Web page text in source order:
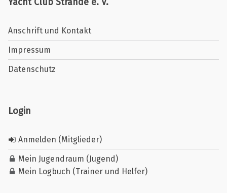
Anschrift und Kontakt
Impressum
Datenschutz
Login
Anmelden (Mitglieder)
Mein Jugendraum (Jugend)
Mein Logbuch (Trainer und Helfer)